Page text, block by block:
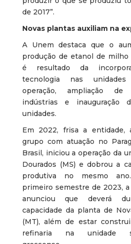
de 2017”.
Novas plantas auxiliam na
A Unem destaca que o
produção de etanol de milho
é resultado da
tecnologia nas
operação, ampliação de
indústrias e inauguração
unidades.
Em 2022, frisa a entidade,
grupo com atuação no
Brasil, iniciou a operação da
Dourados (MS) e dobrou a
produtiva no mesmo
primeiro semestre de 2023,
anunciou que deverá
capacidade da planta de
(MT), além de estar
refinaria na unidade